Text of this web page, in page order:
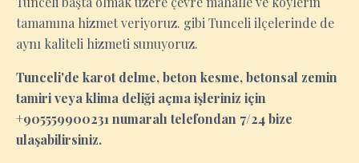
tamamına hizmet veriyoruz. gibi Tunceli ilçelerinde de
aynı kaliteli hizmeti sunuyoruz.
Tunceli'de karot delme, beton kesme, betonsal zemin
tamiri veya klima deliği açma işleriniz için
+905559900231 numaralı telefondan 7/24 bize
ulaşabilirsiniz.